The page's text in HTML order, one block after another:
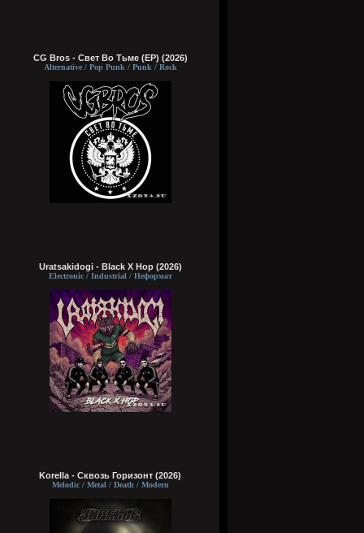
CG Bros - Свет Во Тьме (EP) (2026)
Alternative / Pop Punk / Punk / Rock
Uratsakidogi - Black X Hop (2026)
Electronic / Industrial / Неформат
Korella - Сквозь Горизонт (2026)
Melodic / Metal / Death / Modern